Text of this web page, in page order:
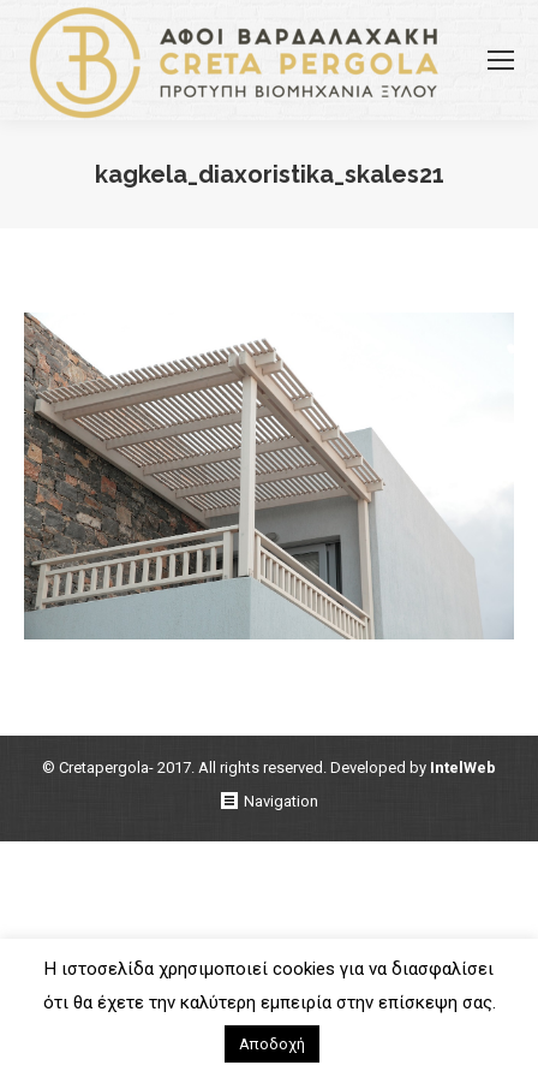
kagkela_diaxoristika_skales21
© Cretapergola- 2017. All rights reserved. Developed by IntelWeb
Navigation
Η ιστοσελίδα χρησιμοποιεί cookies για να διασφαλίσει
ότι θα έχετε την καλύτερη εμπειρία στην επίσκεψη σας.
Αποδοχή